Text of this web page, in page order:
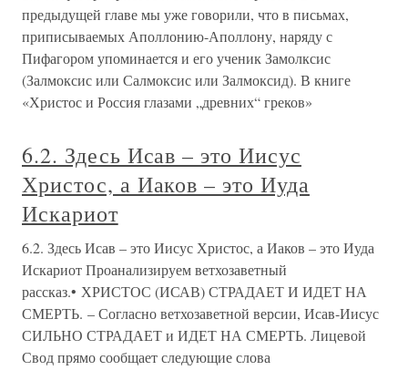
предыдущей главе мы уже говорили, что в письмах,
приписываемых Аполлонию-Аполлону, наряду с
Пифагором упоминается и его ученик Замолксис
(Залмоксис или Салмоксис или Залмоксид). В книге
«Христос и Россия глазами „древних“ греков»
6.2. Здесь Исав – это Иисус
Христос, а Иаков – это Иуда
Искариот
6.2. Здесь Исав – это Иисус Христос, а Иаков – это Иуда
Искариот Проанализируем ветхозаветный
рассказ.• ХРИСТОС (ИСАВ) СТРАДАЕТ И ИДЕТ НА
СМЕРТЬ. – Согласно ветхозаветной версии, Исав-Иисус
СИЛЬНО СТРАДАЕТ и ИДЕТ НА СМЕРТЬ. Лицевой
Свод прямо сообщает следующие слова